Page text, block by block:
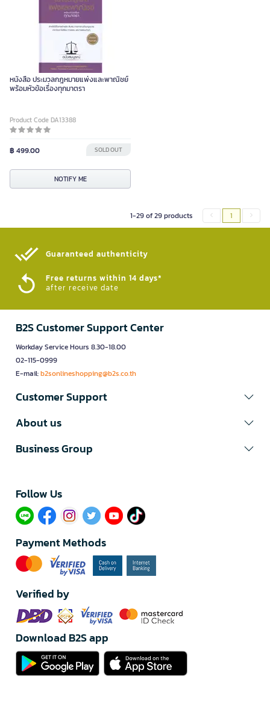
หนังสือ ประมวลกฎหมายแพ่งและพาณิชย์
พร้อมหัวข้อเรื่องทุกมาตรา
Product Code DA13388
฿ 499.00 SOLD OUT
NOTIFY ME
1-29 of 29 products 1
Guaranteed authenticity​
Free returns within 14 days*
after receive date
B2S Customer Support Center
Workday Service Hours 8.30-18.00
02-115-0999
E-mail:b2sonlineshopping@b2s.co.th
Customer Support
About us
Business Group
Follow Us​
Payment Methods
Verified by
Download B2S app